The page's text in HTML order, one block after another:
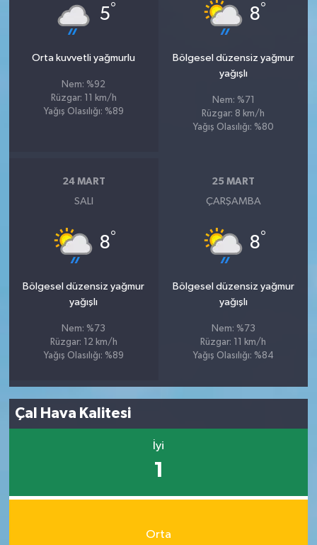
5°
Orta kuvvetli yağmurlu
Nem: %92
Rüzgar: 11 km/h
Yağış Olasılığı: %89
8°
Bölgesel düzensiz yağmur
yağışlı
Nem: %71
Rüzgar: 8 km/h
Yağış Olasılığı: %80
24 MART
SALI
8°
Bölgesel düzensiz yağmur
yağışlı
Nem: %73
Rüzgar: 12 km/h
Yağış Olasılığı: %89
25 MART
ÇARŞAMBA
8°
Bölgesel düzensiz yağmur
yağışlı
Nem: %73
Rüzgar: 11 km/h
Yağış Olasılığı: %84
Çal Hava Kalitesi
İyi
1
Orta